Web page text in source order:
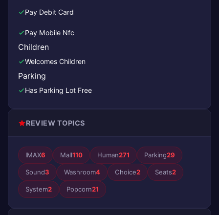
Pay Debit Card
Pay Mobile Nfc
Children
Welcomes Children
Parking
Has Parking Lot Free
REVIEW TOPICS
IMAX6 Mall110 Human271 Parking29
Sound3 Washroom4 Choice2 Seats2
System2 Popcorn21